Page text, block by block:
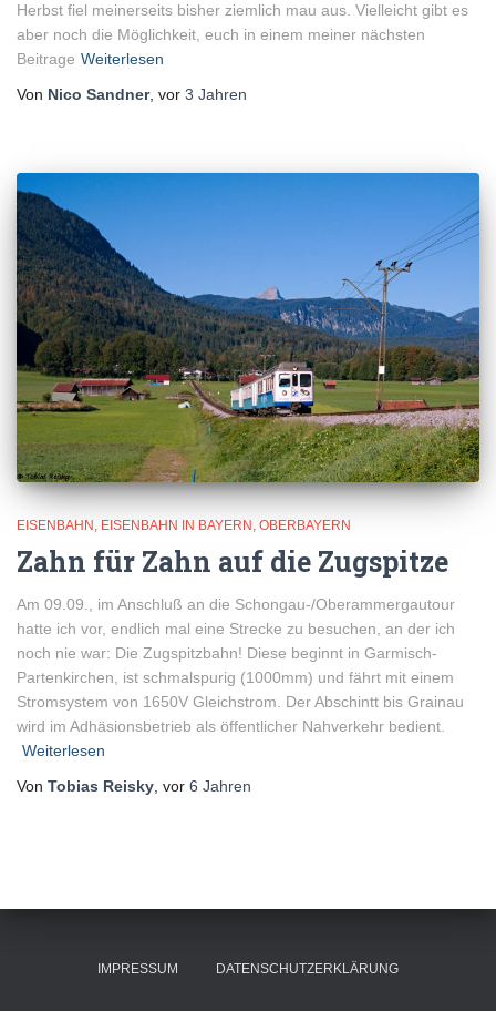
Herbst fiel meinerseits bisher ziemlich mau aus. Vielleicht gibt es
aber noch die Möglichkeit, euch in einem meiner nächsten
Beitrage Weiterlesen
Von Nico Sandner, vor 3 Jahren
EISENBAHN EISENBAHN IN BAYERN OBERBAYERN
Zahn für Zahn auf die Zugspitze
Am 09.09., im Anschluß an die Schongau-/Oberammergautour
hatte ich vor, endlich mal eine Strecke zu besuchen, an der ich
noch nie war: Die Zugspitzbahn! Diese beginnt in Garmisch-
Partenkirchen, ist schmalspurig (1000mm) und fährt mit einem
Stromsystem von 1650V Gleichstrom. Der Abschintt bis Grainau
wird im Adhäsionsbetrieb als öffentlicher Nahverkehr bedient.
Weiterlesen
Von Tobias Reisky , vor 6 Jahren
IMPRESSUM DATENSCHUTZERKLÄRUNG